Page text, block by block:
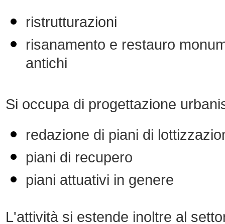
ristrutturazioni
risanamento e restauro
antichi
Si occupa di progettazione
redazione di piani di
piani di recupero
piani attuativi in genere
L'attività si estende inoltre al